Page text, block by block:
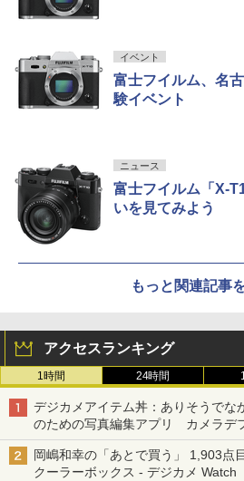
イベント
富士フイルム、名
験イベント
ニュース
富士フイルム「X-
いを見てみよう
もっと関連記事
アクセスランキング
1時間 24時間
デジカメアイテム丼：ありそうでな
のための写真編集アプリ カメラデ
る「Filmator」
岡嶋和幸の「あとで買う」 1,903点
クーラーボックス - デジカメ Watch